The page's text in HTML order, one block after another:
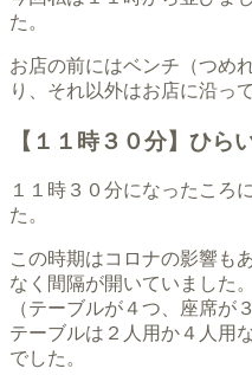
た。
お店の前にはベンチ（つめ
り、それ以外はお店に沿っ
【１１時３０分】ひら
１１時３０分になったころ
た。
この時期はコロナの影響も
なく間隔が開いていました。
（テーブルが４つ、座席が
テーブルは２人用か４人用
でした。